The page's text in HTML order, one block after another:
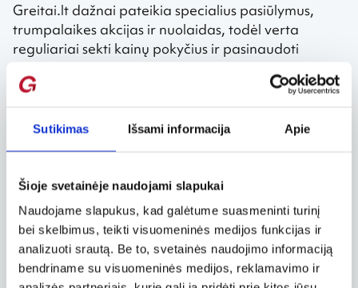
Sutikimas Išsami informacija Apie
Šioje svetainėje naudojami slapukai
Naudojame slapukus, kad galėtume suasmeninti turinį
bei skelbimus, teikti visuomeninės medijos funkcijas ir
analizuoti srautą. Be to, svetainės naudojimo informaciją
bendriname su visuomeninės medijos, reklamavimo ir
Greitai.lt dažnai pateikia specialius pasiūlymus,
trumpalaikes akcijas ir nuolaidas, todėl verta
reguliariai sekti kainų pokyčius ir pasinaudoti
sužinoti apie geriausius pasiūlymus arba iš karto
to, rezervuojant bilietus galima pasirinkti ir
papildomas paslaugas – greitesnę oro uosto
patikrą, kelionės draudimą, sutrikdyto skrydžio
garantiją bei kitus patogumus, kurie suteikia
daugiau ramybės.